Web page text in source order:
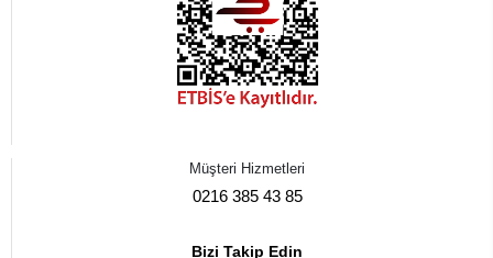
Müşteri Hizmetleri
0216 385 43 85
Bizi Takip Edin